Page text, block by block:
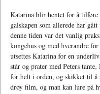
Katarina blir hentet for å
galskapen som allerede har
denne tiden var det vanlig
kongehus og med hverandre
utsettes Katarina for en
står og prater med Peters
for helt i orden, og skikket til å
drøy film, og man kan lure på